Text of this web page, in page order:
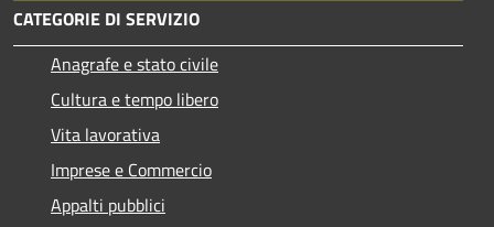
CATEGORIE DI SERVIZIO
Anagrafe e stato civile
Cultura e tempo libero
Vita lavorativa
Imprese e Commercio
Appalti pubblici